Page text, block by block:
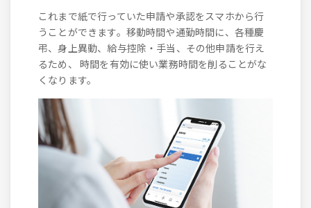
これまで紙で行っていた申請や承認をスマホから行
うことができます。移動時間や通勤時間に、各種慶
弔、身上異動、給与控除・手当、その他申請を行え
るため、 時間を有効に使い業務時間を削ることがな
くなります。